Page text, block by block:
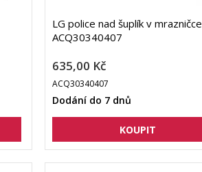
LG police nad šuplík v mrazničce
ACQ30340407
635,00 Kč
ACQ30340407
Dodání do 7 dnů